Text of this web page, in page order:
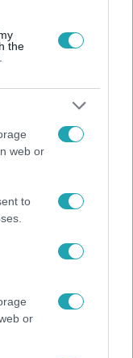
the
web or
to
or
és már a